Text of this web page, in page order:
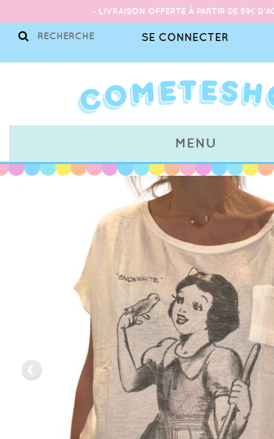
- LIVRAISON OFFERTE À PARTIR DE 59€
SE CONNECTER
MENU